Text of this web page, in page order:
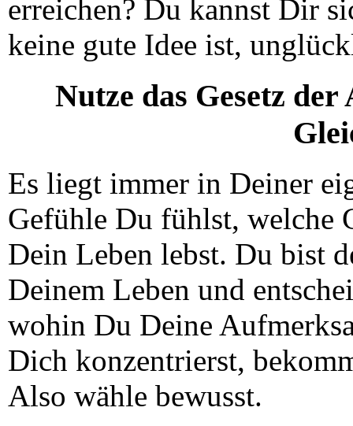
erreichen? Du kannst Dir
keine gute Idee ist,
Nutze das Gesetz
Es liegt immer in Deiner
Gefühle Du fühlst, welche
Dein Leben lebst. Du bist
Deinem Leben und
wohin Du Deine
Dich konzentrierst,
Also wähle bewusst.